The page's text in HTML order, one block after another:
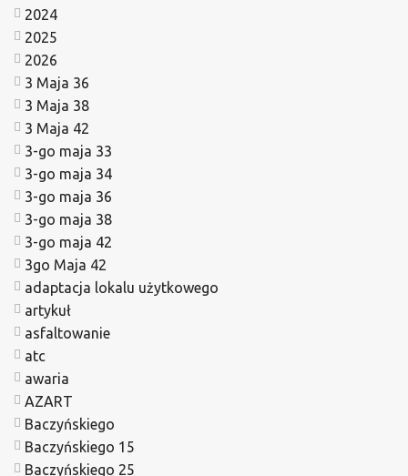
2024
2025
2026
3 Maja 36
3 Maja 38
3 Maja 42
3-go maja 33
3-go maja 34
3-go maja 36
3-go maja 38
3-go maja 42
3go Maja 42
adaptacja lokalu użytkowego
artykuł
asfaltowanie
atc
awaria
AZART
Baczyńskiego
Baczyńskiego 15
Baczyńskiego 25